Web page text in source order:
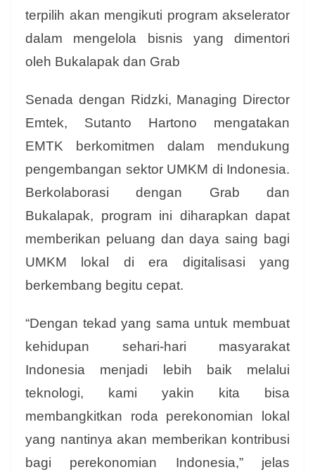
terpilih akan mengikuti program akselerator
dalam mengelola bisnis yang dimentori
oleh Bukalapak dan Grab
Senada dengan Ridzki, Managing Director
Emtek, Sutanto Hartono mengatakan
EMTK berkomitmen dalam mendukung
pengembangan sektor UMKM di Indonesia.
Berkolaborasi dengan Grab dan
Bukalapak, program ini diharapkan dapat
memberikan peluang dan daya saing bagi
UMKM lokal di era digitalisasi yang
berkembang begitu cepat.
“Dengan tekad yang sama untuk membuat
kehidupan sehari-hari masyarakat
Indonesia menjadi lebih baik melalui
teknologi, kami yakin kita bisa
membangkitkan roda perekonomian lokal
yang nantinya akan memberikan kontribusi
bagi perekonomian Indonesia,” jelas